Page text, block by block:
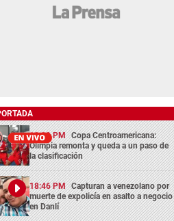
13:29 PM Copa Centroamericana:
Olimpia remonta y queda a un paso de
la clasificación
18:46 PM Capturan a venezolano por
muerte de expolicía en asalto a negocio
en Danlí